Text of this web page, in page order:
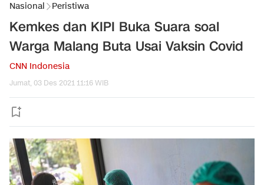
Nasional Peristiwa
Kemkes dan KIPI Buka Suara soal
Warga Malang Buta Usai Vaksin Covid
CNN Indonesia
Jumat, 03 Des 2021 11:16 WIB